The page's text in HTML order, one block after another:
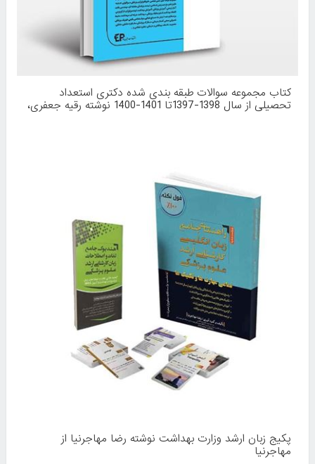
کتاب مجموعه سوالات طبقه بندی شده دکتری استعداد
تحصیلی از سال 1398-1397تا 1401-1400 نوشته رقیه جعفری،
پکیج زبان ارشد وزارت بهداشت نوشته رضا مهاجرنیا از
مهاجرنیا